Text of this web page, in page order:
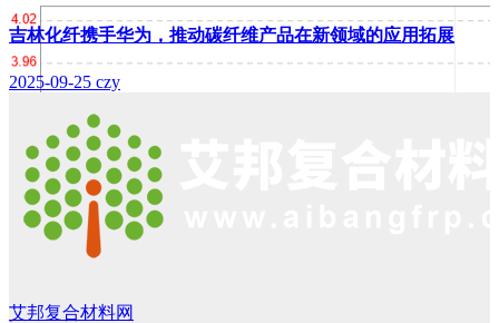
吉林化纤携手华为，推动碳纤维产品在新领域的应用拓展
2025-09-25 czy
艾邦复合材料网